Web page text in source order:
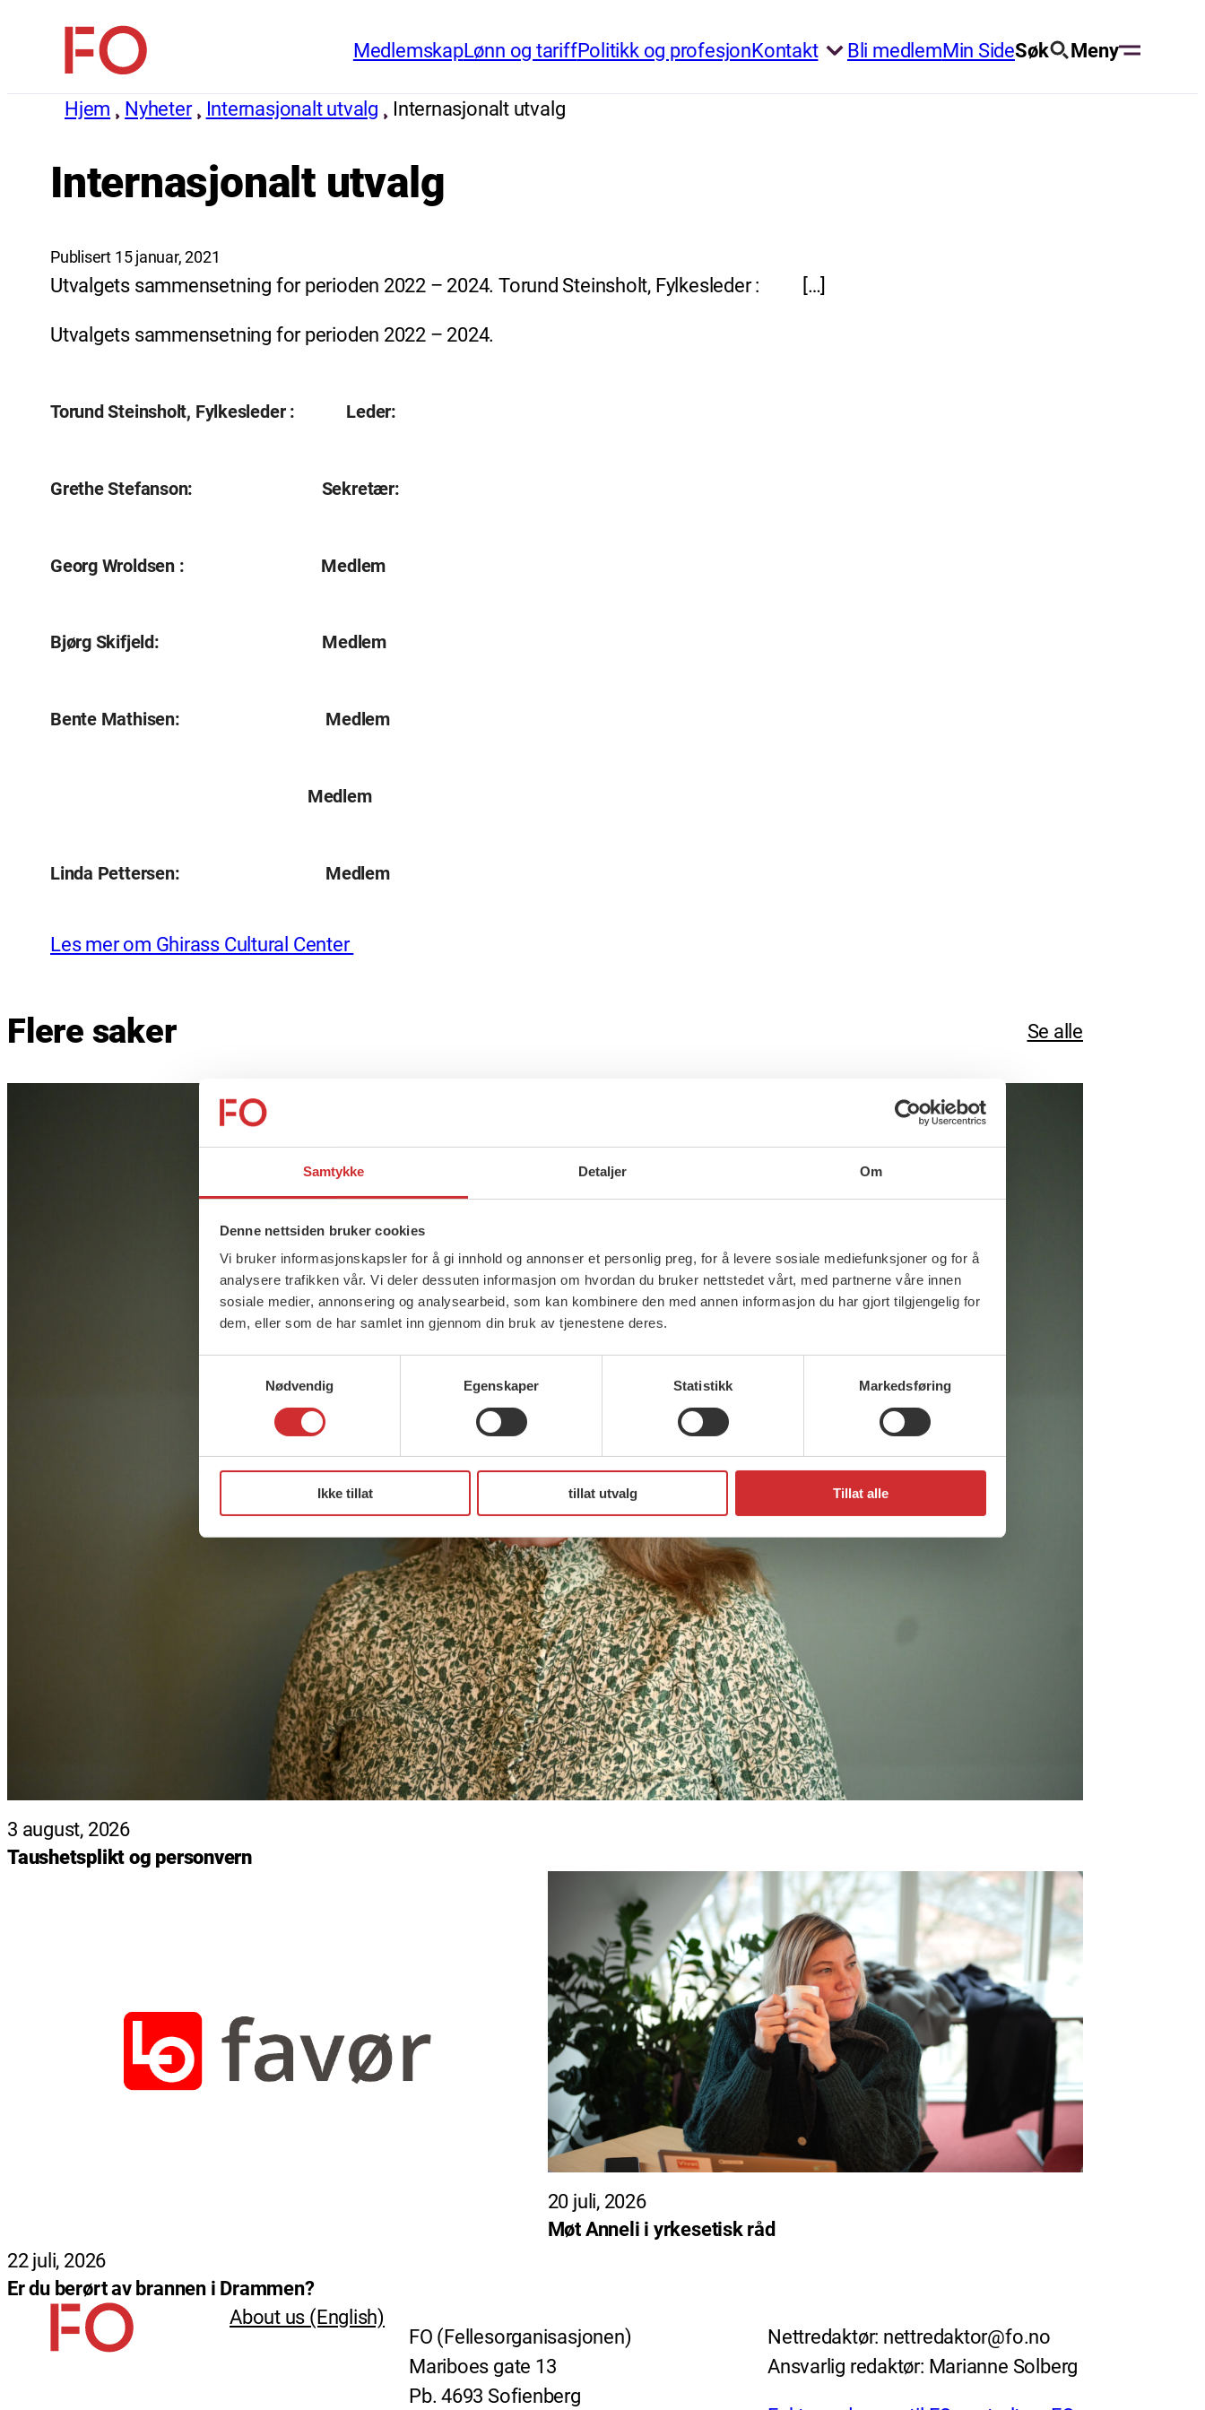
Samtykke Detaljer Om
Denne nettsiden bruker cookies
Vi bruker informasjonskapsler for å gi innhold og annonser et personlig preg, for å levere sosiale mediefunksjoner og for å
analysere trafikken vår. Vi deler dessuten informasjon om hvordan du bruker nettstedet vårt, med partnerne våre innen
sosiale medier, annonsering og analysearbeid, som kan kombinere den med annen informasjon du har gjort tilgjengelig for
dem, eller som de har samlet inn gjennom din bruk av tjenestene deres.
Nødvendig
Egenskaper Statistikk Markedsføring
Ikke tillat tillat utvalg Tillat alle
innholdFO
(Fellesorganisasjonen)
MedlemskapLønn og tariffPolitikk og profesjonKontakt Bli medlemMin SideSøk Meny
Hjem Nyheter Internasjonalt utvalg Internasjonalt utvalg
Internasjonalt utvalg
Publisert 15 januar, 2021
Utvalgets sammensetning for perioden 2022 – 2024. Torund Steinsholt, Fylkesleder : […]
Utvalgets sammensetning for perioden 2022 – 2024.
Torund Steinsholt, Fylkesleder : Leder:
Grethe Stefanson: Sekretær:
Georg Wroldsen : Medlem
Bjørg Skifjeld: Medlem
Bente Mathisen: Medlem
Medlem
Linda Pettersen: Medlem
Les mer om Ghirass Cultural Center
Flere saker Se alle
3 august, 2026
Taushetsplikt og personvern
22 juli, 2026
Er du berørt av brannen i Drammen?
20 juli, 2026
Møt Anneli i yrkesetisk råd
About us (English)
FO (Fellesorganisasjonen)
Mariboes gate 13
Pb. 4693 Sofienberg
Nettredaktør: nettredaktor@fo.no
Ansvarlig redaktør: Marianne Solberg